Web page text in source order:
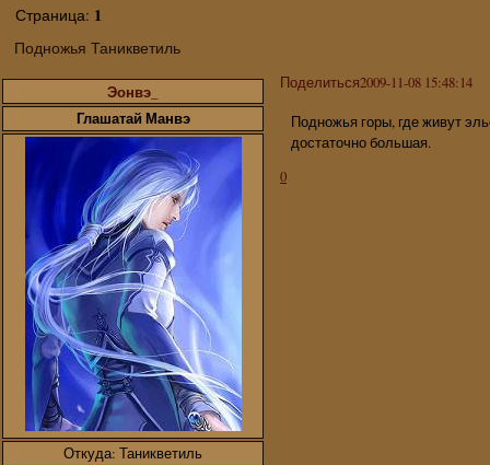
Подножья Таникветиль
Страница: 1
Поделиться2009-11-08 15:48:14
Эонвэ_
Глашатай Манвэ
Откуда: Таникветиль
Подножья горы, где живут
достаточно большая.
0